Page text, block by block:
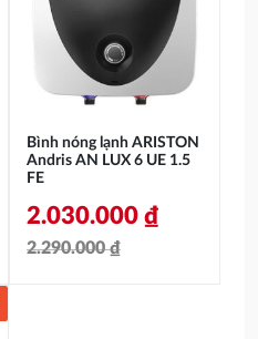
Bình nóng lạnh ARISTON
Andris AN LUX 6 UE 1.5
FE
2.290.000₫
2.030.000 ₫